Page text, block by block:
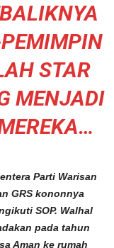
STAR
MENJADI
Parti Warisan
GRS kononnya
SOP. Walhal
pada tahun
Aman ke rumah